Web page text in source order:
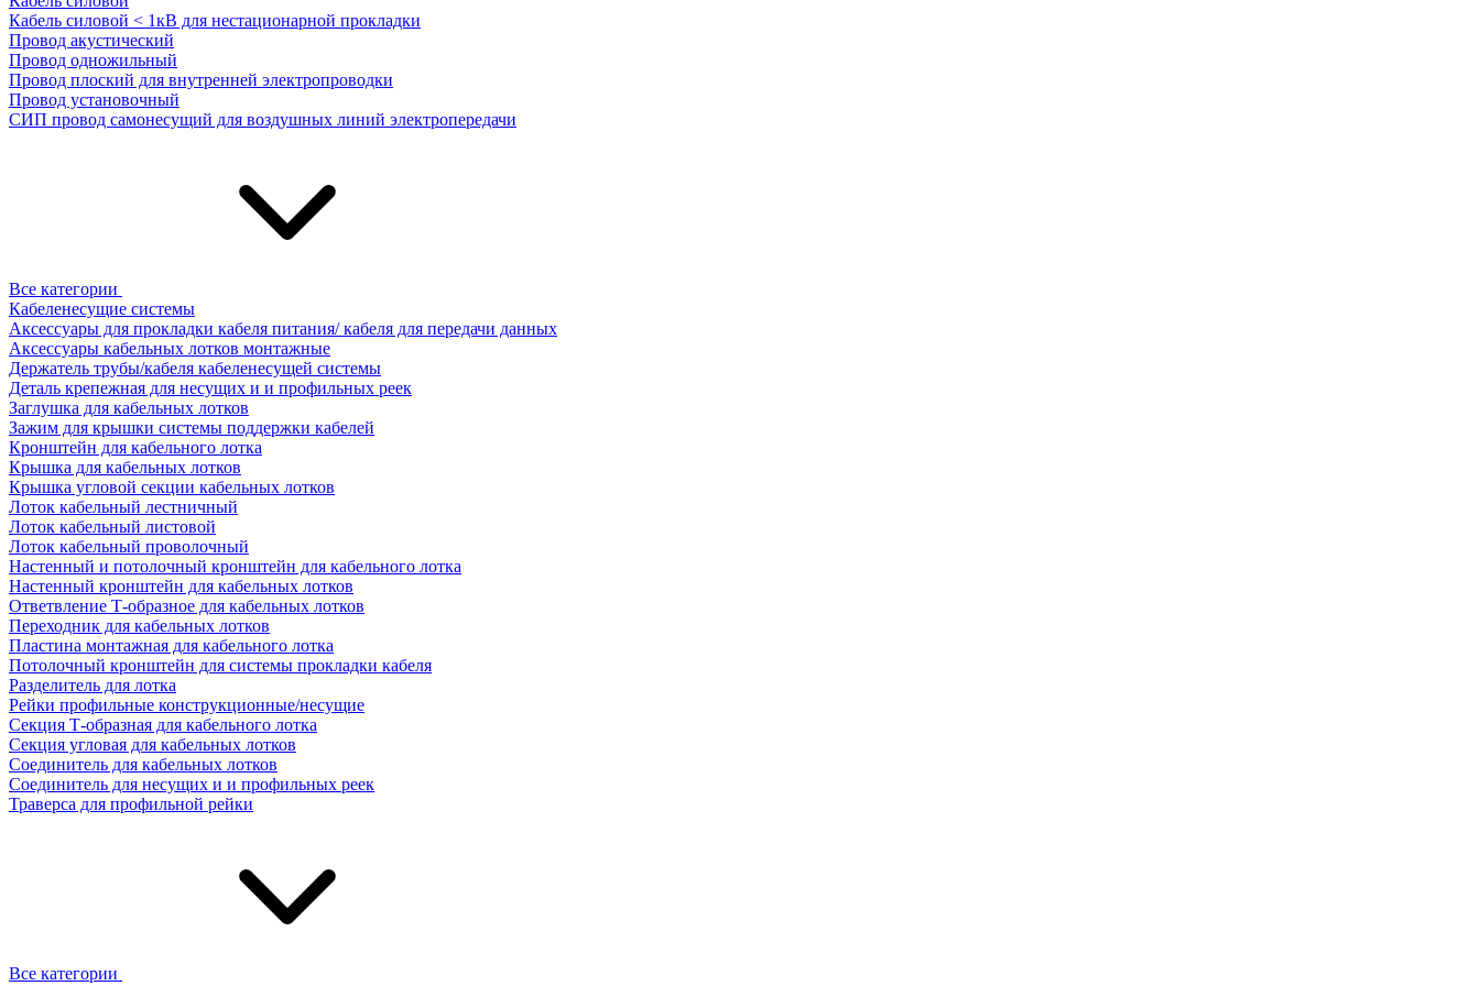
Кабель силовой < 1кВ для нестационарной прокладки
Провод акустический
Провод одножильный
Провод плоский для внутренней электропроводки
Провод установочный
СИП провод самонесущий для воздушных линий электропередачи
Все категории
Кабеленесущие системы
Аксессуары для прокладки кабеля питания/ кабеля для передачи данных
Аксессуары кабельных лотков монтажные
Держатель трубы/кабеля кабеленесущей системы
Деталь крепежная для несущих и и профильных реек
Заглушка для кабельных лотков
Зажим для крышки системы поддержки кабелей
Кронштейн для кабельного лотка
Крышка для кабельных лотков
Крышка угловой секции кабельных лотков
Лоток кабельный лестничный
Лоток кабельный листовой
Лоток кабельный проволочный
Настенный и потолочный кронштейн для кабельного лотка
Настенный кронштейн для кабельных лотков
Ответвление Т-образное для кабельных лотков
Переходник для кабельных лотков
Пластина монтажная для кабельного лотка
Потолочный кронштейн для системы прокладки кабеля
Разделитель для лотка
Рейки профильные конструкционные/несущие
Секция Т-образная для кабельного лотка
Секция угловая для кабельных лотков
Соединитель для кабельных лотков
Соединитель для несущих и и профильных реек
Траверса для профильной рейки
Все категории